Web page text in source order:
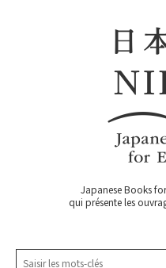
Japanese Books
qui présente les